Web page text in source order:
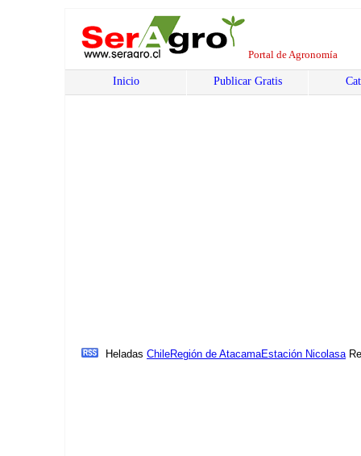
Portal de Agronomía
Inicio Publicar Gratis
Heladas ChileRegión de AtacamaEstación Nicolasa